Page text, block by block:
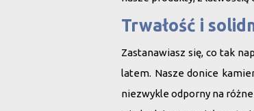
Trwałość i
Zastanawiasz się, co tak
latem. Naszedonice
niezwykle odporny na